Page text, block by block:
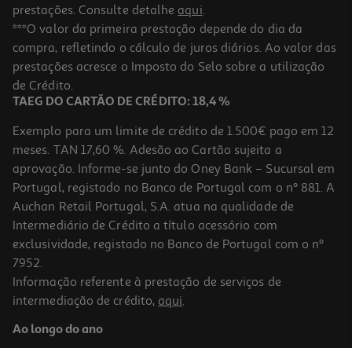
prestações. Consulte detalhe aqui.
***O valor da primeira prestação depende do dia da
compra, refletindo o cálculo de juros diários. Ao valor das
prestações acresce o Imposto do Selo sobre a utilização
de Crédito.
TAEG DO CARTÃO DE CRÉDITO: 18,4 %
Exemplo para um limite de crédito de 1.500€ pago em 12
meses. TAN 17,60 %. Adesão ao Cartão sujeita a
aprovação. Informe-se junto do Oney Bank – Sucursal em
Portugal, registado no Banco de Portugal com o nº 881. A
Auchan Retail Portugal, S.A. atua na qualidade de
Intermediário de Crédito a título acessório com
exclusividade, registado no Banco de Portugal com o nº
7952.
Informação referente à prestação de serviços de
intermediação de crédito, aqui.
Ao longo do ano